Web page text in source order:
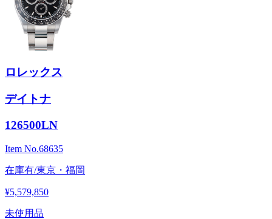
ロレックス
デイトナ
126500LN
Item No.68635
在庫有/東京・福岡
¥5,579,850
未使用品